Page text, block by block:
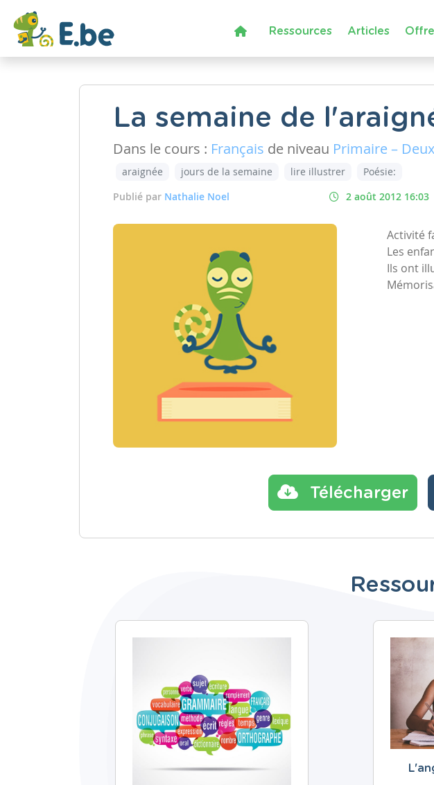
Ressources Articles
La semaine de
Dans le cours : Français de niveau Primaire –
araignée jours de la semaine lire illustrer
Poésie:
Publié par Nathalie Noel 2 août 2012 16:03
Activité
Les
Ils ont
Télécharger